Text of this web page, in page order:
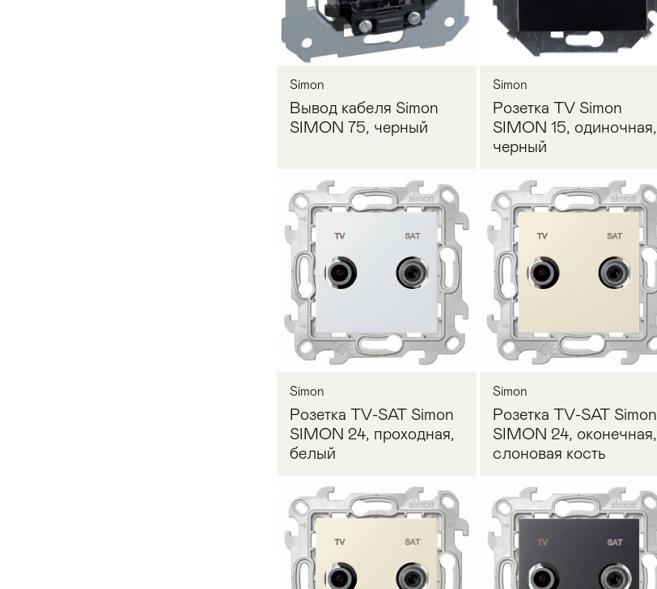
Запросить цену
Simon
Вывод кабеля Simon
SIMON 75, черный
Запросить цену
Simon
Розетка TV Simon
SIMON 15, одиночная,
черный
Запросить цену
Simon
Розетка TV-SAT Simon
SIMON 24, проходная,
белый
Запросить цену
Simon
Розетка TV-SAT Simon
SIMON 24, оконечная,
слоновая кость